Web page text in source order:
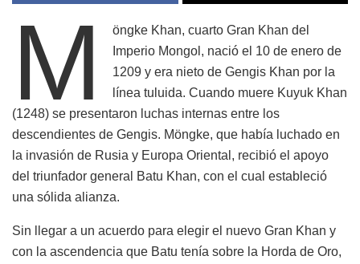
M
öngke Khan, cuarto Gran Khan del
Imperio Mongol, nació el 10 de enero de
1209 y era nieto de Gengis Khan por la
línea tuluida. Cuando muere Kuyuk Khan
(1248) se presentaron luchas internas entre los
descendientes de Gengis. Möngke, que había luchado en
la invasión de Rusia y Europa Oriental, recibió el apoyo
del triunfador general Batu Khan, con el cual estableció
una sólida alianza.
Sin llegar a un acuerdo para elegir el nuevo Gran Khan y
con la ascendencia que Batu tenía sobre la Horda de Oro,